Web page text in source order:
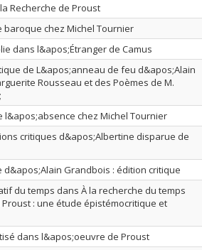
Recherche de Proust
baroque chez Michel Tournier
dans l&apos;Étranger de Camus
de L&apos;anneau de feu d&apos;Alain
Rousseau et des Poèmes de M.
l&apos;absence chez Michel Tournier
critiques d&apos;Albertine disparue de
Grandbois : édition critique
du temps dans À la recherche du temps
: une étude épistémocritique et
dans l&apos;oeuvre de Proust